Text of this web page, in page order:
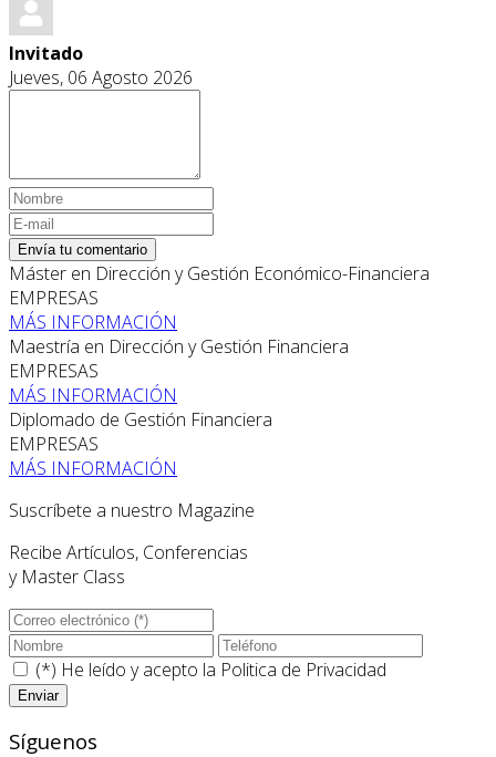
Invitado
Jueves, 06 Agosto 2026
Envía tu comentario
Máster en Dirección y Gestión Económico-Financiera
EMPRESAS
MÁS INFORMACIÓN
Maestría en Dirección y Gestión Financiera
EMPRESAS
MÁS INFORMACIÓN
Diplomado de Gestión Financiera
EMPRESAS
MÁS INFORMACIÓN
Suscríbete a nuestro Magazine
Recibe Artículos, Conferencias
y Master Class
(*) He leído y acepto la Politica de Privacidad
Síguenos